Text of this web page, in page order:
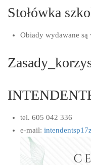
Stołówka
Obiady wydawane
tel. 605 042 336
e-mail: